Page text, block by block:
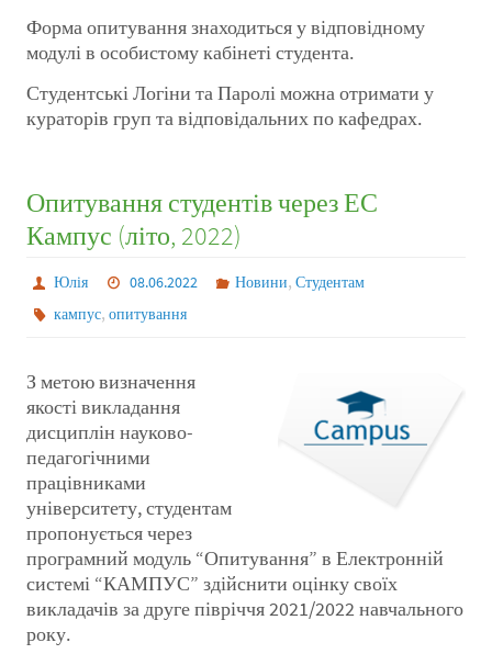
Форма опитування знаходиться у відповідному
модулі в особистому кабінеті студента.
Студентські Логіни та Паролі можна отримати у
кураторів груп та відповідальних по кафедрах.
Опитування студентів через ЕС
Кампус (літо, 2022)
Юлія 08.06.2022 Новини, Студентам
кампус,опитування
З метою визначення
якості викладання
дисциплін науково-
педагогічними
працівниками
університету, студентам
пропонується через
програмний модуль “Опитування” в Електронній
системі “КАМПУС” здійснити оцінку своїх
викладачів за друге півріччя 2021/2022 навчального
року.